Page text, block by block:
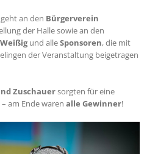
an den Bürgerverein
der Halle sowie an den
und alleSponsoren, die mit
der Veranstaltung beigetragen
Zuschauersorgten für eine
am Ende waren alle Gewinner!